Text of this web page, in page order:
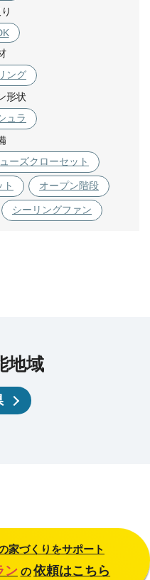
ング
形状
ュラ
ーズクローセット
オープン階段
シーリングファン
地域
家づくりをサポート
ン の 依頼はこちら